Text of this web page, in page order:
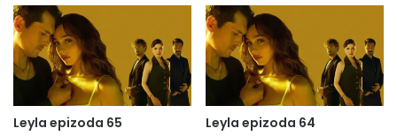
Leyla epizoda 65 Leyla epizoda 64